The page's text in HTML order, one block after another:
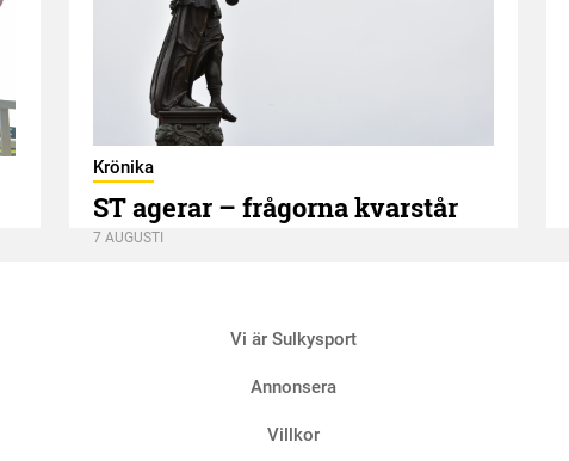
Krönika
ST agerar – frågorna kvarstår
7 AUGUSTI
Vi är Sulkysport
Annonsera
Villkor